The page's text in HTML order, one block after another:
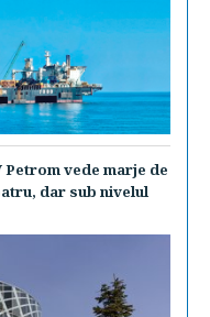
Petrom vede marje de
dar sub nivelul